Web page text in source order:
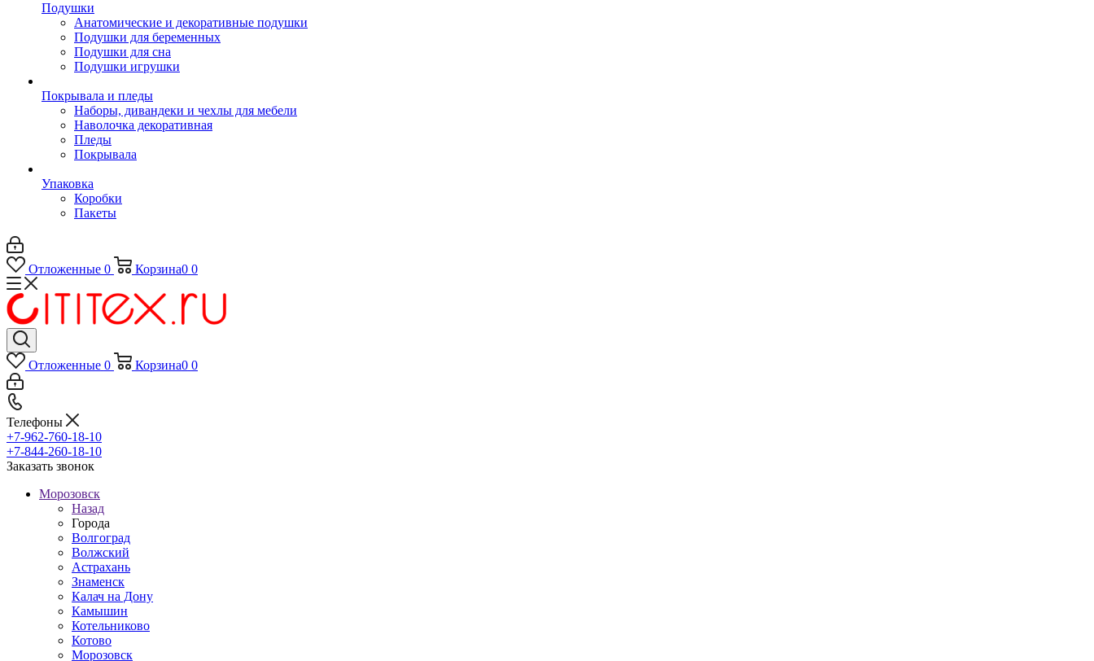
Подушки
Анатомические и декоративные подушки
Подушки для беременных
Подушки для сна
Подушки игрушки
Покрывала и пледы
Наборы, дивандеки и чехлы для мебели
Наволочка декоративная
Пледы
Покрывала
Упаковка
Коробки
Пакеты
Отложенные 0 Корзина0 0
Отложенные 0 Корзина0 0
Телефоны
+7-962-760-18-10
+7-844-260-18-10
Заказать звонок
Морозовск
Назад
Города
Волгоград
Волжский
Астрахань
Знаменск
Калач на Дону
Камышин
Котельниково
Котово
Морозовск